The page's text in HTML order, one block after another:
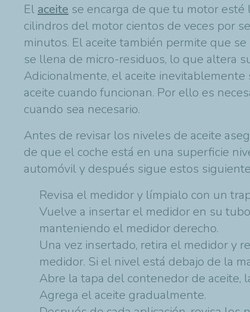
El aceite se encarga de que tu motor
cilindros del motor cientos de veces por
minutos. El aceite también permite que
se llena de micro-residuos, lo que altera
Adicionalmente, el aceite
aceite cuando funcionan. Por ello es
cuando sea necesario.
Antes de revisar los niveles de aceite
de que el coche está en una superficie
automóvil y después sigue estos
Revisa el medidor y límpialo con un
Vuelve a insertar el medidor en su
manteniendo el medidor derecho.
Una vez insertado, retira el medidor y
medidor. Si el nivel está debajo de la
Abre la tapa del contenedor de aceite,
Agrega el aceite gradualmente.